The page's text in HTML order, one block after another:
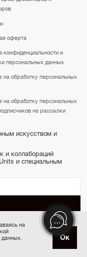
оферта
конфиденциальности и
персональных данных
на обработку персональных
на обработку персональных
на рассылки
искусством и
и коллабораций
и специальным
на
данных.
Ок